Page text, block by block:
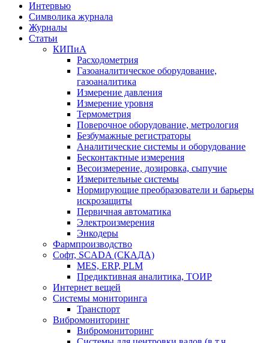
Интервью
Символика журнала
Журналы
Статьи
КИПиА
Расходометрия
Газоаналитическое оборудование,
газоаналитика
Измерение давления
Измерение уровня
Термометрия
Поверочное оборудование, метрология
Безбумажные регистраторы
Аналитические системы и оборудование
Бесконтактные измерения
Весоизмерение, дозировка, сыпучие
Измерительные системы
Нормирующие преобразователи и барьеры
искрозащиты
Первичная автоматика
Электроизмерения
Энкодеры
Фармпроизводство
Софт, SCADA (СКАДА)
MES, ERP, PLM
Предиктивная аналитика, ТОИР
Интернет вещей
Системы мониторинга
Транспорт
Вибромониторинг
Вибромониторинг